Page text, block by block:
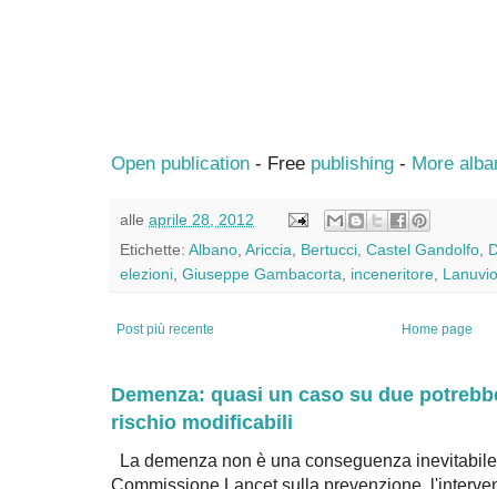
Open publication - Free publishing - More
alle aprile 28, 2012
Etichette: Albano Ariccia Bertucci Castel Gandolfo
elezioni Giuseppe Gambacorta inceneritore Lanuvio
Post più recente Home page
Demenza: quasi un caso su due
rischio modificabili
La demenza non è una conseguenza
Commissione Lancet sulla prevenzione,